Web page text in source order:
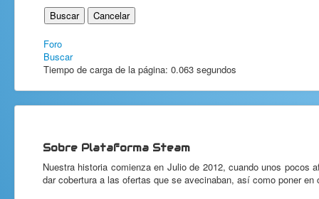
Foro
Buscar
Tiempo de carga de la página: 0.063 segundos
Sobre Plataforma Steam
Nuestra historia comienza en Julio de 2012, cuando unos pocos
dar cobertura a las ofertas que se avecinaban, así como poner